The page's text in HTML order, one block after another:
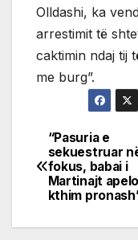
Olldashi, ka
arrestimit të
caktimin ndaj tij
me burg”.
Post
“Pasuria e
sekuestruar
fokus, babai i
Martinajt
kthim